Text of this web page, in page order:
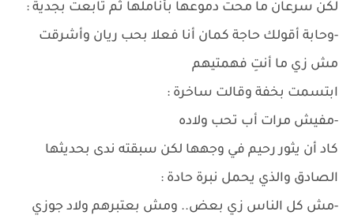
لكن سرعان ما محت دموعها بأناملها ثم تابعت بجدية :
-وحابة أقولك حاجة كمان أنا فعلا بحب ريان وأشرقت
مش زي ما أنتِ فهمتيهم
ابتسمت بخفة وقالت ساخرة :
-مفيش مرات أب تحب ولاده
كاد أن يثور رحيم في وجهها لكن سبقته ندى بحديثها
الصادق والذي يحمل نبرة حادة :
-مش كل الناس زي بعض.. ومش بعتبرهم ولاد جوزي